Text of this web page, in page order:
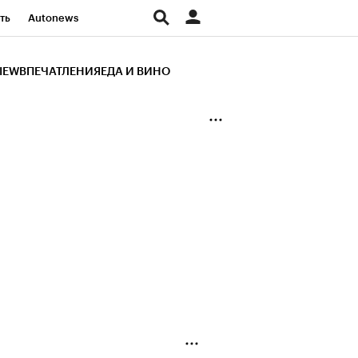
Autonews
ВПЕЧАТЛЕНИЯ ЕДА И ВИНО